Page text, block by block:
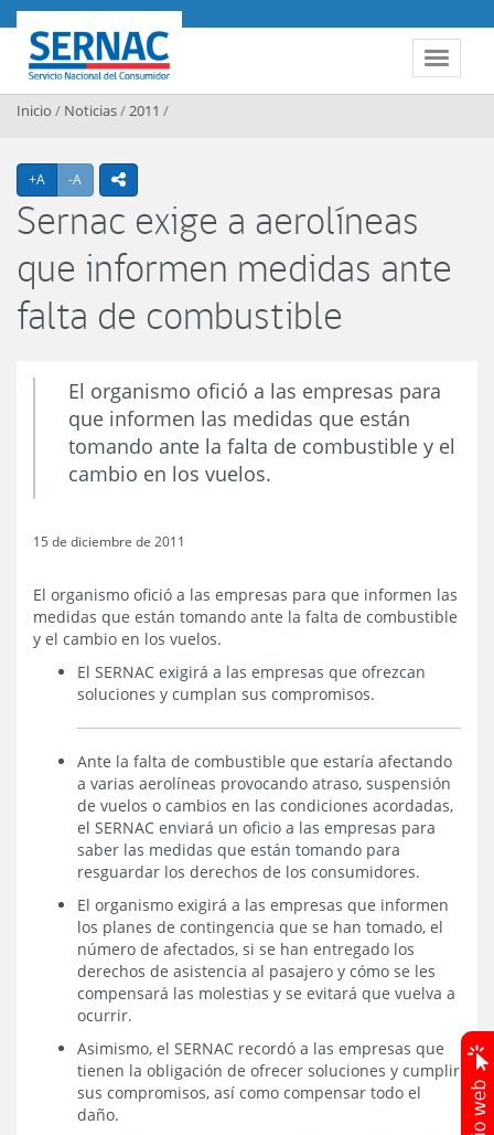
Contenido principal
Toggle
SERNAC
Inicio / Noticias/2011 /
+A Agrandar texto
-A Achicar textoicono compartir
Sernac exige a aerolíneas
que informen medidas ante
falta de combustible
El organismo ofició a las empresas para
que informen las medidas que están
tomando ante la falta de combustible y el
cambio en los vuelos.
15 de diciembre de 2011
El organismo ofició a las empresas para que informen las
medidas que están tomando ante la falta de combustible
y el cambio en los vuelos.
El SERNAC exigirá a las empresas que ofrezcan
soluciones y cumplan sus compromisos.
Ante la falta de combustible que estaría afectando
a varias aerolíneas provocando atraso, suspensión
de vuelos o cambios en las condiciones acordadas,
el SERNAC enviará un oficio a las empresas para
saber las medidas que están tomando para
resguardar los derechos de los consumidores.
El organismo exigirá a las empresas que informen
los planes de contingencia que se han tomado, el
número de afectados, si se han entregado los
derechos de asistencia al pasajero y cómo se les
compensará las molestias y se evitará que vuelva a
ocurrir.
Asimismo, el SERNAC recordó a las empresas que
tienen la obligación de ofrecer soluciones y cumplir
sus compromisos, así como compensar todo el
daño.